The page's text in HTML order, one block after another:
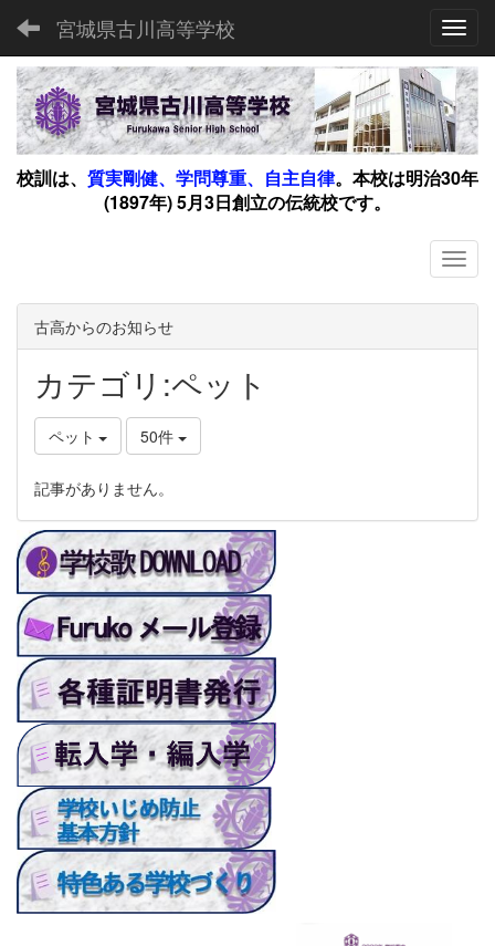
宮城県古川高等学校
校訓は、 質実剛健、学問尊重、自主自律。 本校は明治30年
(1897年) 5月3日創立の伝統校です。
古高からのお知らせ
カテゴリ:ペット
ペット 50件
記事がありません。